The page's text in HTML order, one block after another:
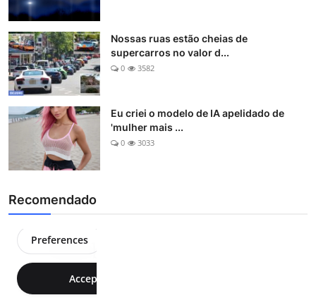
Nossas ruas estão cheias de
supercarros no valor d...
0 3582
Eu criei o modelo de IA apelidado de
'mulher mais ...
0 3033
Recomendado